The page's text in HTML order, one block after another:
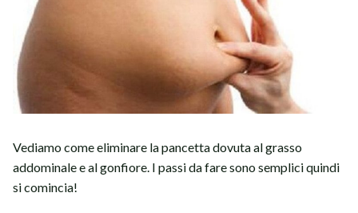
Vediamo come eliminare la pancetta dovuta al grasso
addominale e al gonfiore. I passi da fare sono semplici quindi
si comincia!